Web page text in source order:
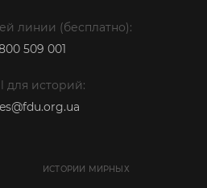
линии (бесплатно):
509 001
для историй:
ИСТОРИИ МИРНЫХ